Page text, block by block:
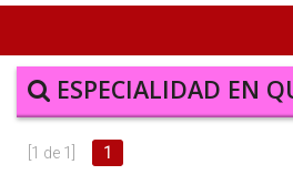
INICIOESPECIALIDAD EN
[1 de 1] 1